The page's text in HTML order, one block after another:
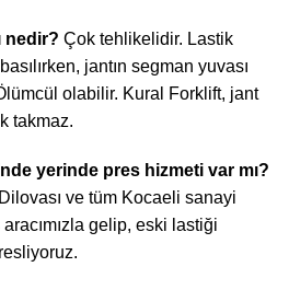
nedir? Çok tehlikelidir. Lastik
jantın segman yuvası
olabilir. Kural Forklift, jant
takmaz.
yerinde pres hizmeti var mı?
ve tüm Kocaeli sanayi
gelip, eski lastiği